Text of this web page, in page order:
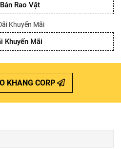
Rao Vặt
Khuyến Mãi
KHANG CORP